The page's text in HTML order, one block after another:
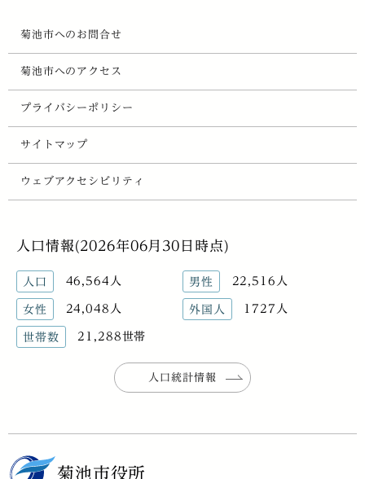
菊池市へのお問合せ
菊池市へのアクセス
プライバシーポリシー
サイトマップ
ウェブアクセシビリティ
人口情報(2026年06月30日時点)
人口 46,564人 男性 22,516人
女性 24,048人 外国人 1727人
世帯数 21,288世帯
人口統計情報
菊池市役所